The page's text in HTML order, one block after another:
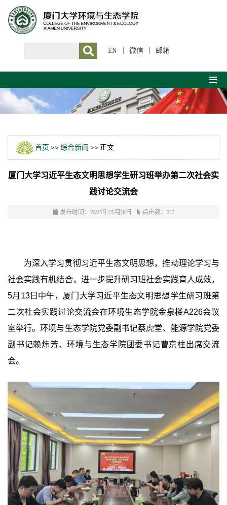
EN 微信 邮箱
首页 >> 综合新闻 >> 正文
厦门大学习近平生态文明思想学生研习班举办第二次社会实
践讨论交流会
发布时间：2025年05月18日 点击数： 213
为深入学习贯彻习近平生态文明思想，推动理论学习与
社会实践有机结合，进一步提升研习班社会实践育人成效，
5月 13日中午，厦门大学习近平生态文明思想学生研习班第
二次社会实践讨论交流会在环境生态学院金泉楼A226会议
室举行。环境与生态学院党委副书记蔡虎堂、能源学院党委
副书记赖炜芳、环境与生态学院团委书记曹京柱出席交流
会。